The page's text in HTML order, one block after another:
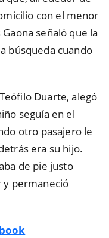
con el menor
señaló que la
búsqueda cuando
Duarte, alegó
seguía en el
otro pasajero le
era su hijo.
de pie justo
y permaneció